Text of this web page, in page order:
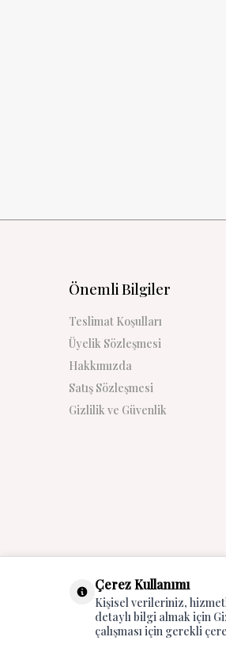
Önemli Bilgiler
Teslimat Koşulları
Üyelik Sözleşmesi
Hakkımızda
Satış Sözleşmesi
Gizlilik ve Güvenlik
Çerez Kullanımı
Kişisel verileriniz,
detaylı bilgi almak için
çalışması için gerekli